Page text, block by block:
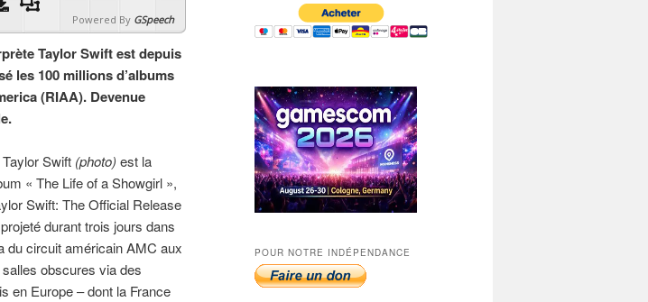
Powered By GSpeech
Taylor Swift est depuis
les 100 millions d’albums
(RIAA). Devenue
Swift (photo) est la
« The Life of a Showgirl »,
Swift: The Official Release
durant trois jours dans
du circuit américain AMC aux
obscures via des
en Europe – dont la France
POUR NOTRE INDÉPENDANCE